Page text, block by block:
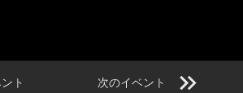
ト 次のイベント